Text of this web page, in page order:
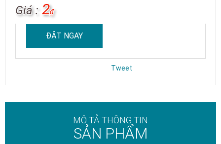
Giá : 2₫
ĐẶT NGAY
Tweet
MÔ TẢ THÔNG TIN
SẢN PHẨM